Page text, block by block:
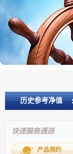
历史参考净值
产品预约